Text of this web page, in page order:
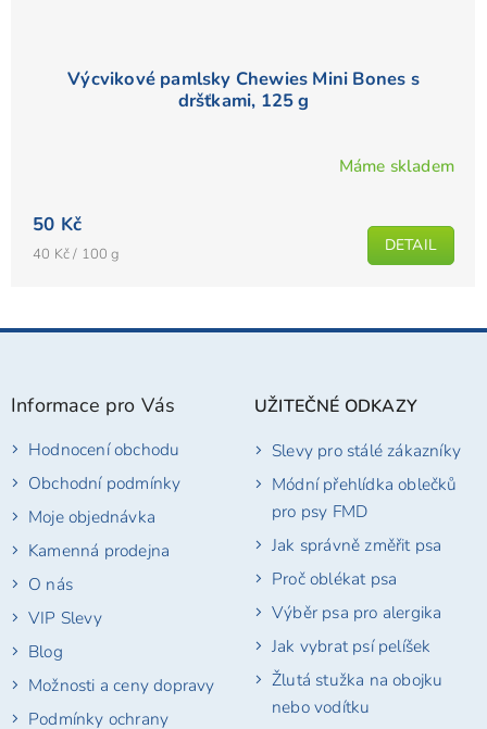
Výcvikové pamlsky Chewies Mini Bones s
dršťkami, 125 g
Máme skladem
50 Kč
Měrná
40 Kč / 100 g DETAIL
Z
Informace pro Vás
Hodnocení obchodu
Obchodní podmínky
Moje objednávka
Kamenná prodejna
O nás
VIP Slevy
Blog
Možnosti a ceny dopravy
Podmínky ochrany
UŽITEČNÉ ODKAZY
Slevy pro stálé zákazníky
Módní přehlídka oblečků
pro psy FMD
Jak správně změřit psa
Proč oblékat psa
Výběr psa pro alergika
Jak vybrat psí pelíšek
Žlutá stužka na obojku
nebo vodítku